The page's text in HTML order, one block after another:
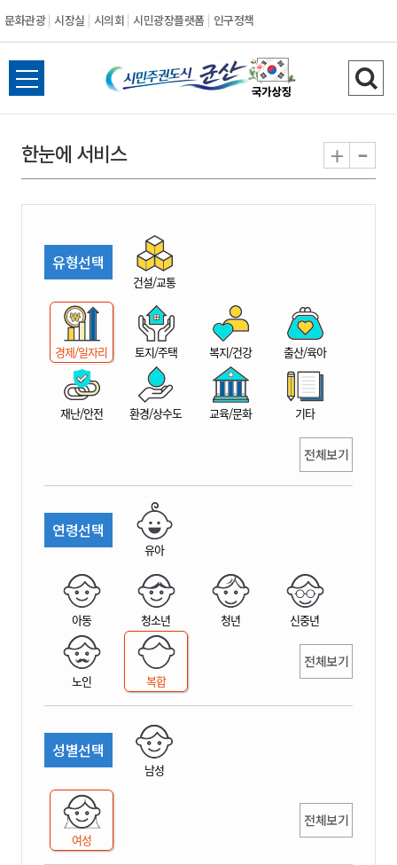
문화관광 시장실 시의회 시민광장플랫폼 인구정책
시
민
권
시
산
전
체
뉴
열
검
색
기
한눈에 서비스 + -
유형선택
건설/교통
경제/일자리 토지/주택 복지/건강 출산/육아
재난/안전 환경/상수도 교육/문화 기타
전체보기
연령선택
유아
아동 청소년 청년 신중년
노인 복합
전체보기
성별선택
남성
여성
전체보기